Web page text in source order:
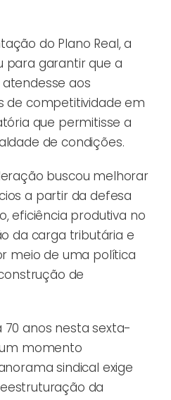
do Plano Real, a
para garantir que a
aos
de competitividade em
que permitisse a
de condições.
buscou melhorar
a partir da defesa
eficiência produtiva no
da carga tributária e
meio de uma política
de
anos nesta sexta-
momento
sindical exige
da